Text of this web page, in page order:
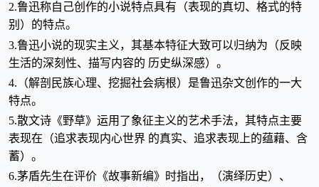
2.鲁迅称自己创作的小说特点具有（表现的真切、格式的特
别）的特点。
3.鲁迅小说的现实主义，其基本特征大致可以归纳为（反映
生活的深刻性、描写内容的 历史纵深感）。
4.（解剖民族心理、挖掘社会病根）是鲁迅杂文创作的一大
特点。
5.散文诗《野草》运用了象征主义的艺术手法，其特点主要
表现在（追求表现内心世界 的真实、追求表现上的蕴藉、含
蓄）。
6.茅盾先生在评价《故事新编》时指出，（演绎历史）、